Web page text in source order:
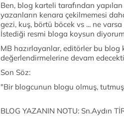
Ben, blog karteli tarafından
yazanların kenara çekilmemesi
gezi, kuş, börtü böcek vs ... ne
İstediği resmi bloga koysun
MB hazırlayanlar, editörler bu
değerlendirmelerine devam
Son Söz:
"Bir blogcunun blogu olmuş,
BLOG YAZANIN NOTU: Sn.Aydın